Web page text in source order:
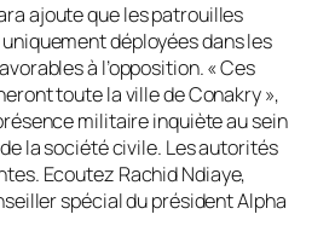
ajoute que les patrouilles
déployées dans les
à l’opposition. «Ces
toute la ville de Conakry»,
militaire inquiète au sein
la société civile. Les autorités
Ecoutez Rachid Ndiaye,
spécial du président Alpha